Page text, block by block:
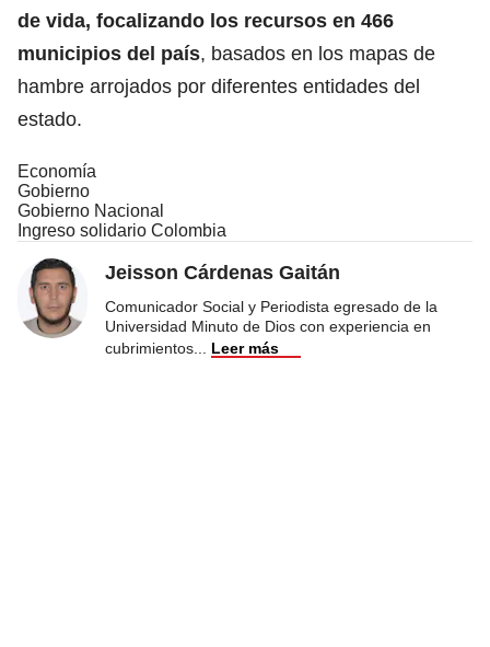
de vida, focalizando los recursos en 466
municipios del país, basados en los mapas de
hambre arrojados por diferentes entidades del
estado.
Economía
Gobierno
Gobierno Nacional
Ingreso solidario Colombia
Jeisson Cárdenas Gaitán
Comunicador Social y Periodista egresado de la
Universidad Minuto de Dios con experiencia en
cubrimientos
Leer más